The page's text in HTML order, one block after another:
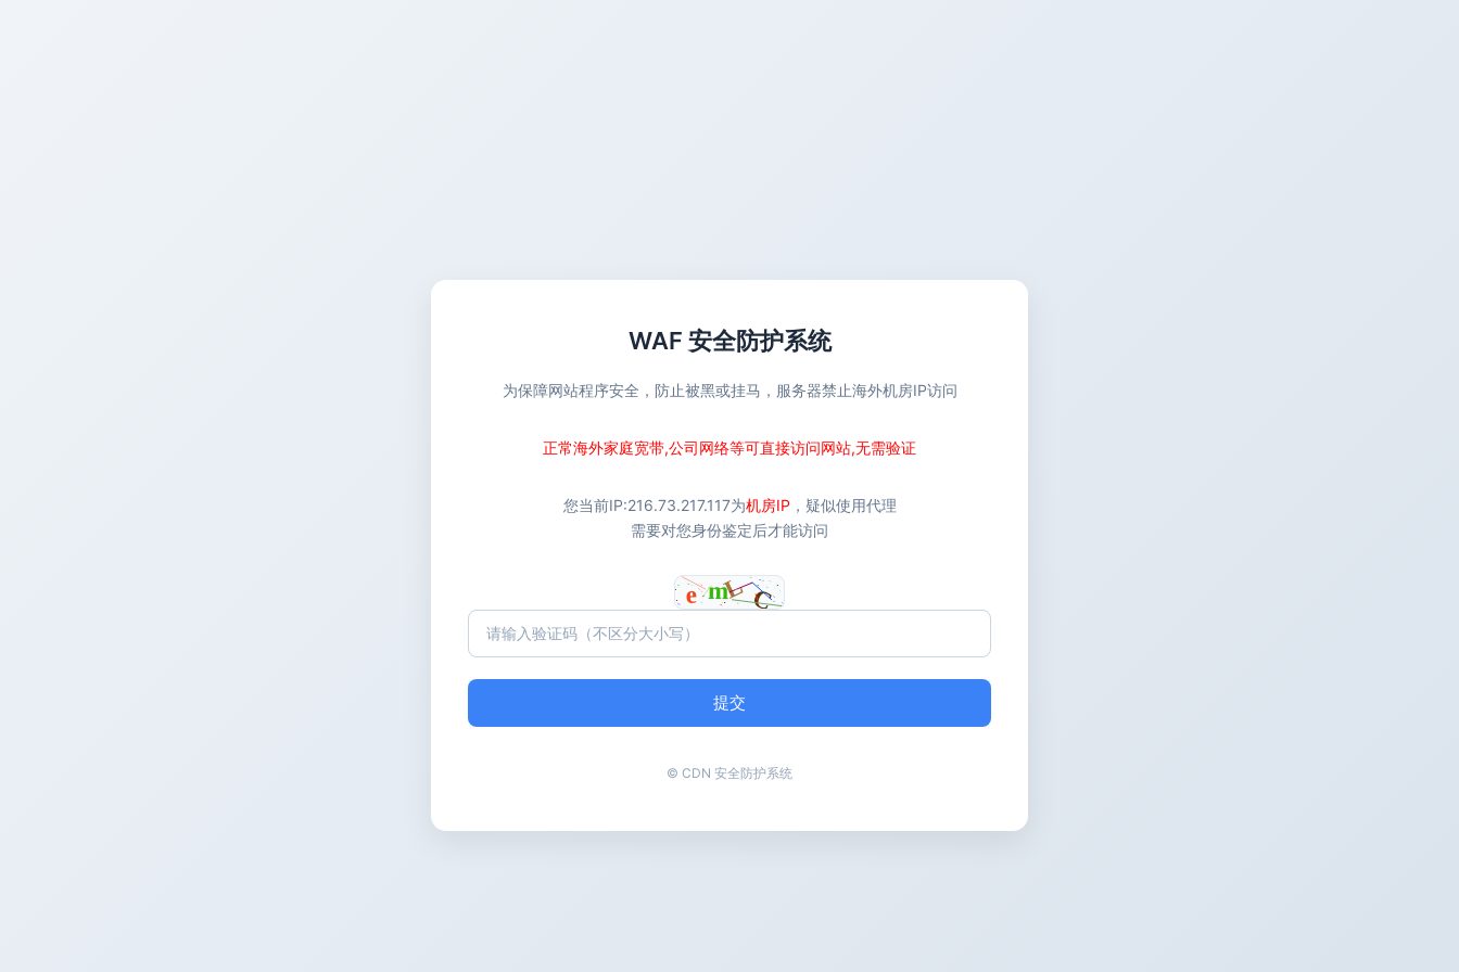
WAF 安全防护系统
为保障网站程序安全，防止被黑或挂马，服务器禁止海外机房IP访问
正常海外家庭宽带,公司网络等可直接访问网站,无需验证
您当前IP:216.73.217.117为机房IP ，疑似使用代理
需要对您身份鉴定后才能访问
提交
© CDN 安全防护系统